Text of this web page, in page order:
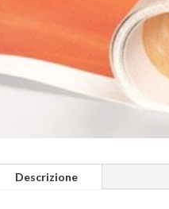
Descrizione